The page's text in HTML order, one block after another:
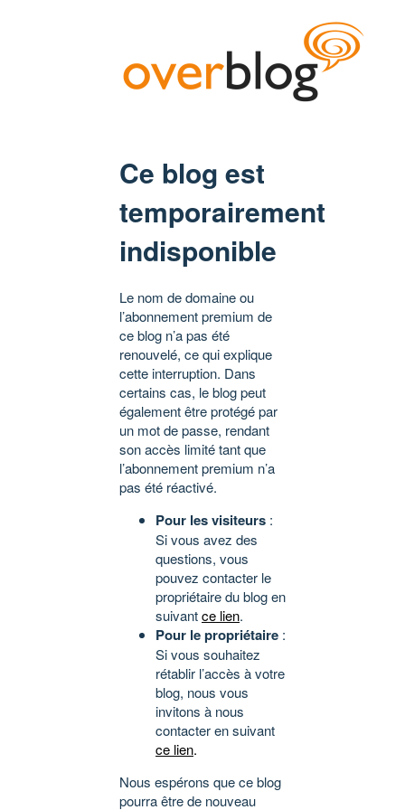
Ce blog est
temporairement
indisponible
Le nom de domaine ou
l’abonnement premium de
ce blog n’a pas été
renouvelé, ce qui explique
cette interruption. Dans
certains cas, le blog peut
également être protégé par
un mot de passe, rendant
son accès limité tant que
l’abonnement premium n’a
pas été réactivé.
Pour les visiteurs :
Si vous avez des
questions, vous
pouvez contacter le
propriétaire du blog en
suivantce lien.
Pour le propriétaire :
Si vous souhaitez
rétablir l’accès à votre
blog, nous vous
invitons à nous
contacter en suivant
ce lien.
Nous espérons que ce blog
pourra être de nouveau